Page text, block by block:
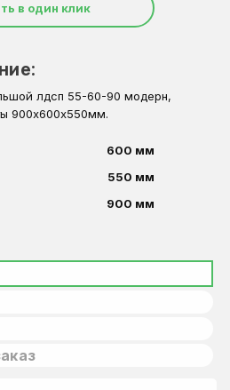
в один клик
лдсп 55-60-90 модерн,
900х600х550мм.
600 мм
550 мм
900 мм